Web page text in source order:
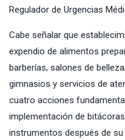
Regulador de Urgencias
Cabe señalar que
expendio de alimentos
barberías, salones de
gimnasios y servicios de
cuatro acciones
implementación de
instrumentos después de